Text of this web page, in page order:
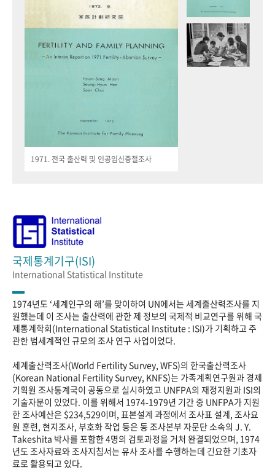
1971. 전국 출산력 및 인공임신중절조사
국제통계기구(ISI)
International Statistical Institute
1974년도 ‘세계인구의 해’를 맞이하여 UN에서는 세계출산력조사를 지
원했는데 이 조사는 출산력에 관한 제 정보의 국제적 비교연구를 위해 국
제통계학회(International Statistical Institute : ISI)가 기획하고 주
관한 범세계적인 규모의 조사 연구 사업이었다.
세계출산력조사(World Fertility Survey, WFS)의 한국출산력조사
(Korean National Fertility Survey, KNFS)는 가족계획연구원과 경제
기획원 조사통계국이 공동으로 실시하였고 UNFPA의 재정지원과 ISI의
기술자문이 있었다. 이를 위해서 1974-1979년 기간 중 UNFPA가 지원
한 조사예산은 $234,529이며, 표본설계 과정에서 조사표 설계, 조사요
원 훈련, 현지조사, 부호화 작업 등은 동 조사본부 자문단 소속의 J. Y.
Takeshita 박사를 포함한 4명의 검토과정을 거처 완결되었으며, 1974
년도 조사자료와 조사지침서는 유사 조사를 수행하는데 긴요한 기초자
료로 활용되고 있다.